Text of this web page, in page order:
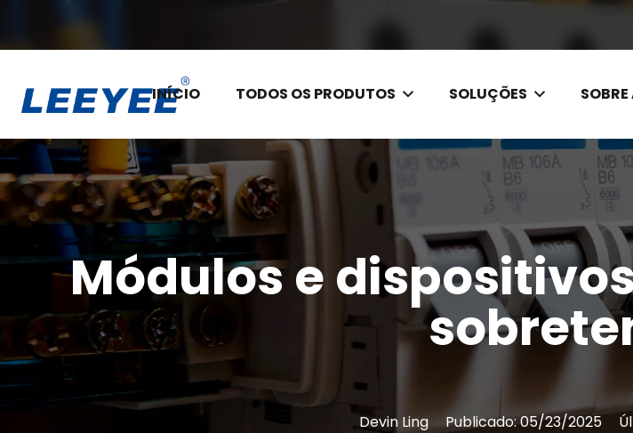
INÍCIO TODOS OS PRODUTOS SOLUÇÕES SOBRE
Módulos e
Devin Ling Publicado:05/23/2025